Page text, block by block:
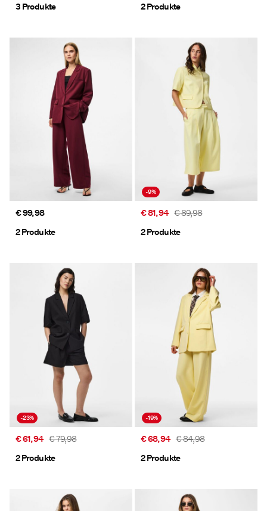
3 Produkte
2 Produkte
€ 99,98
2 Produkte
-9%
€ 81,94 € 89,98
2 Produkte
-23%
€ 61,94 € 79,98
2 Produkte
-19%
€ 68,94 € 84,98
2 Produkte